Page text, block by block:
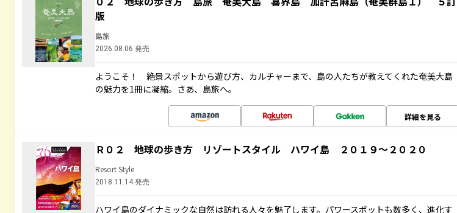
版
島旅
2026.08.06 発売
ようこそ！ 絶景スポットから遊び方、カルチャーまで、島の人たちが教えてくれた奄美大島
の魅力を1冊に凝縮。さあ、島旅へ。
詳細を見る
Ｒ０２ 地球の歩き方 リゾートスタイル ハワイ島 ２０１９～２０２０
Resort Style
2018.11.14 発売
ハワイ島のダイナミックな自然は訪れる人々を魅了します。パワースポットも数多く、進化す